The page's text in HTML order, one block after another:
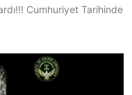
Cumhuriyet Tarihinde